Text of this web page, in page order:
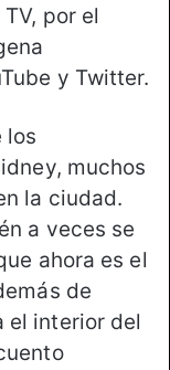
por el
y Twitter.
los
muchos
la ciudad.
a veces se
ahora es el
de
el interior del